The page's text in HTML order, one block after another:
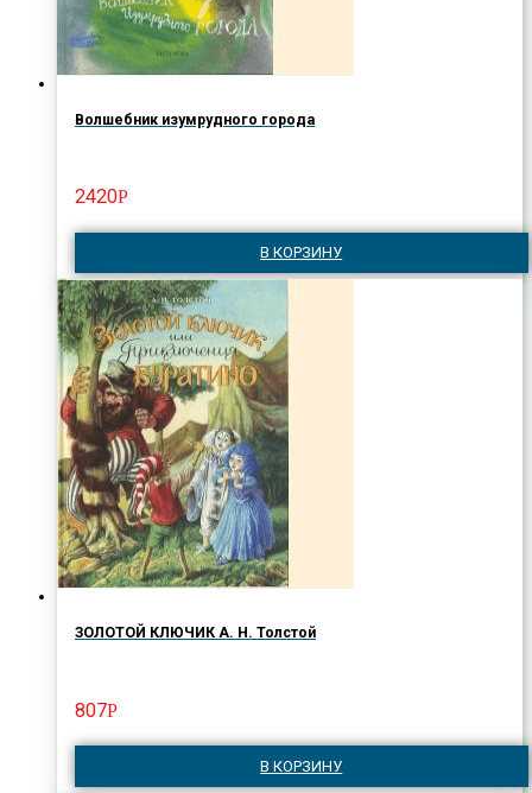
Волшебник изумрудного города
2420Р
В КОРЗИНУ
ЗОЛОТОЙ КЛЮЧИК А. Н. Толстой
807Р
В КОРЗИНУ